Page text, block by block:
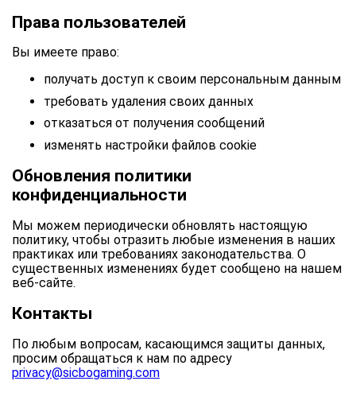
Права пользователей
Вы имеете право:
получать доступ к своим персональным данным
требовать удаления своих данных
отказаться от получения сообщений
изменять настройки файлов cookie
Обновления политики
конфиденциальности
Мы можем периодически обновлять настоящую
политику, чтобы отразить любые изменения в наших
практиках или требованиях законодательства. О
существенных изменениях будет сообщено на нашем
веб-сайте.
Контакты
По любым вопросам, касающимся защиты данных,
просим обращаться к нам по адресу
privacy@sicbogaming.com